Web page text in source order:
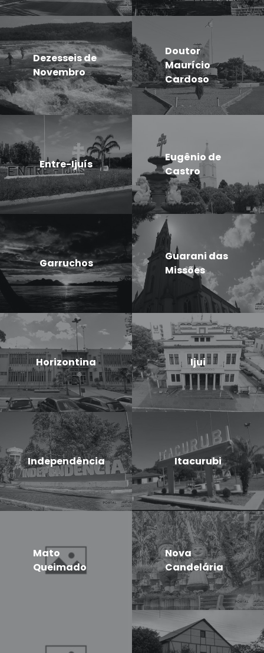
Dezesseis de
Novembro
Doutor
Maurício
Cardoso
Entre-Ijuís
Eugênio de
Castro
Garruchos
Guarani das
Missões
Horizontina Ijui
Independência Itacurubi
Mato
Queimado
Nova
Candelária